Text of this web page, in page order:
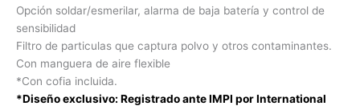
Opción soldar/esmerilar, alarma de baja batería y control de
sensibilidad
Filtro de particulas que captura polvo y otros contaminantes.
Con manguera de aire flexible
*Con cofia incluida.
*Diseño exclusivo: Registrado ante IMPI por International